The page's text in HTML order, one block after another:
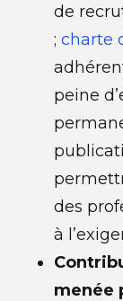
de
; charte
peine
des
à
menée